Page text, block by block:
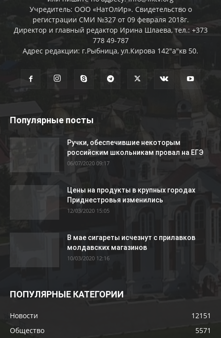
Учредитель: ООО «НатОлИр». Свидетельство о
регистрации СМИ №327 от 09 февраля 2018г.
Директор и главный редактор Ирина Шлаева, тел.: +373
778 49-787
Адрес редакции: г.Рыбница, ул.Кирова 142"а"кв 50.
Популярные посты
Ручки, обеспечившие некоторым
российским школьникам провал на ЕГЭ
06/07/2020 09:17
Цены на продукты в крупных городах
Приднестровья изменились
12/03/2020 15:05
В мае сигареты исчезнут с прилавков
молдавских магазинов
10/03/2020 12:16
ПОПУЛЯРНЫЕ КАТЕГОРИИ
Новости
12151
Общество
5571